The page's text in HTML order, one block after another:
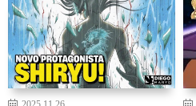
2025.11.26